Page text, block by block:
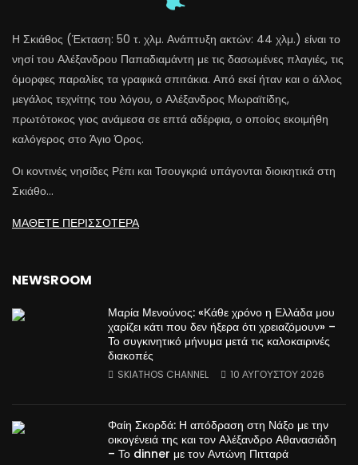
Η Σκιάθος (Έκταση: 50 τ. χλμ. Ανάπτυξη ακτών: 44 χλμ.) είναι το
νησί του Αλέξανδρου Παπαδιαμάντη με τις δασωμένες πλαγιές, τις
όμορφες παραλίες τα γραφικά σπιτάκια. Από εκεί ήταν και ο άλλος
μεγάλος τεχνίτης του λόγου, ο Αλέξανδρος Μωραϊτίδης,
πρωτότοκος γιος ανάμεσα σε επτά αδέρφια, ο οποίος εκοιμήθη
καλόγερος στο Άγιο Όρος.
Οι κοντινές νησίδες Ρέπι και Τσουγκριά υπάγονται διοικητικά στη
Σκιάθο…
ΜΑΘΕΤΕ ΠΕΡΙΣΣΟΤΕΡΑ
NEWSROOM
Μαρία Μενούνος: «Κάθε χρόνο η Ελλάδα μου
χαρίζει κάτι που δεν ήξερα ότι χρειαζόμουν» –
Το συγκινητικό μήνυμα μετά τις καλοκαιρινές
διακοπές
SKIATHOS CHANNEL 10 ΑΥΓΟΎΣΤΟΥ 2026
Φαίη Σκορδά: Η απόδραση στη Νάξο με την
οικογένειά της και τον Αλέξανδρο Αθανασιάδη
– Το dinner με τον Αντώνη Πιτταρά